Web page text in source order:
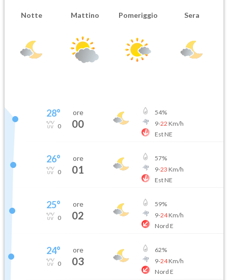
Notte Mattino Pomeriggio Sera
28°
0
ore
00
54%
9-22 Km/h
Est NE
26°
0
ore
01
57%
9-23 Km/h
Est NE
25°
0
ore
02
59%
9-24Km/h
Nord E
24°
0
ore
03
62%
9-24Km/h
Nord E